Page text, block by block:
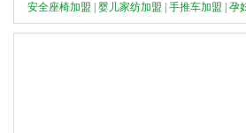
安全座椅加盟
婴儿家纺加盟 手推车加盟 孕